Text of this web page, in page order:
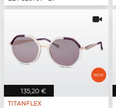
135,20 €
TITANFLEX